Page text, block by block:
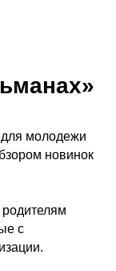
для молодежи
новинок
с